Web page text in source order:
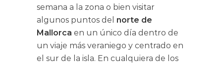
semana a la zona o bien visitar
algunos puntos del norte de
Mallorca en un único día dentro de
un viaje más veraniego y centrado en
el sur de la isla. En cualquiera de los